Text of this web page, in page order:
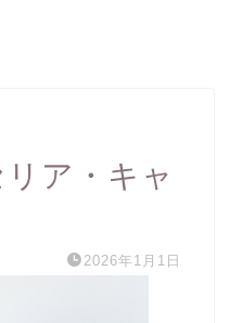
ア・キャ
2026年1月1日